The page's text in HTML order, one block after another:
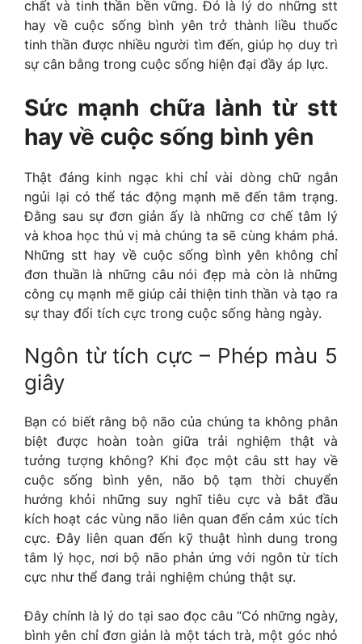
chất và tinh thần bền vững. Đó là lý do những stt
hay về cuộc sống bình yên trở thành liều thuốc
tinh thần được nhiều người tìm đến, giúp họ duy trì
sự cân bằng trong cuộc sống hiện đại đầy áp lực.
Sức mạnh chữa lành từ stt
hay về cuộc sống bình yên
Thật đáng kinh ngạc khi chỉ vài dòng chữ ngắn
ngủi lại có thể tác động mạnh mẽ đến tâm trạng.
Đằng sau sự đơn giản ấy là những cơ chế tâm lý
và khoa học thú vị mà chúng ta sẽ cùng khám phá.
Những stt hay về cuộc sống bình yên không chỉ
đơn thuần là những câu nói đẹp mà còn là những
công cụ mạnh mẽ giúp cải thiện tinh thần và tạo ra
sự thay đổi tích cực trong cuộc sống hàng ngày.
Ngôn từ tích cực – Phép màu 5
giây
Bạn có biết rằng bộ não của chúng ta không phân
biệt được hoàn toàn giữa trải nghiệm thật và
tưởng tượng không? Khi đọc một câu stt hay về
cuộc sống bình yên, não bộ tạm thời chuyển
hướng khỏi những suy nghĩ tiêu cực và bắt đầu
kích hoạt các vùng não liên quan đến cảm xúc tích
cực. Đây liên quan đến kỹ thuật hình dung trong
tâm lý học, nơi bộ não phản ứng với ngôn từ tích
cực như thể đang trải nghiệm chúng thật sự.
Đây chính là lý do tại sao đọc câu “Có những ngày,
bình yên chỉ đơn giản là một tách trà, một góc nhỏ